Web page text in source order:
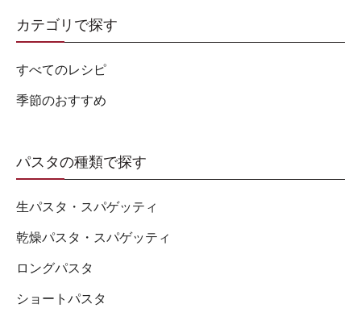
カテゴリで探す
すべてのレシピ
季節のおすすめ
パスタの種類で探す
生パスタ・スパゲッティ
乾燥パスタ・スパゲッティ
ロングパスタ
ショートパスタ